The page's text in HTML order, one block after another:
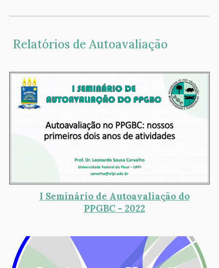
Relatórios de Autoavaliação
I Seminário de Autoavaliação do
PPGBC - 2022